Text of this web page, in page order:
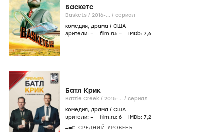
Баскетс
Baskets / 2016-... / сериал
комедия, драма / США
зрители: – film.ru: – IMDb: 7,6
Батл Крик
Battle Creek / 2015-... / сериал
комедия, драма / США
зрители: – film.ru: 6 IMDb: 7,2
СРЕДНИЙ УРОВЕНЬ